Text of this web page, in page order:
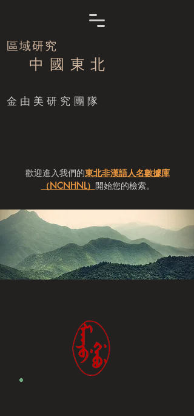
區域研究
中 國 東 北
​金由美研究團隊
歡迎進入我們的東北非漢語人名數據庫
（NCNHNL） 開始您的檢索。